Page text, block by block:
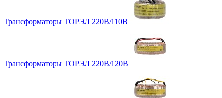
Трансформаторы ТОРЭЛ 220В/110В
Трансформаторы ТОРЭЛ 220В/120В